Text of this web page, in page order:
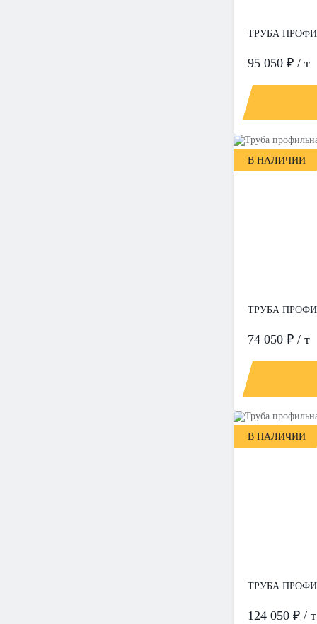
ТРУБА
95 050 ₽ / т
В НАЛИЧИИ
ТРУБА
74 050 ₽ / т
В НАЛИЧИИ
ТРУБА
124 050 ₽ / т